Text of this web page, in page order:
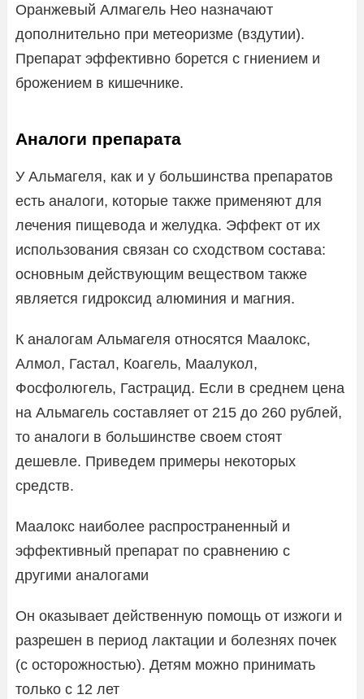
Оранжевый Алмагель Нео назначают
дополнительно при метеоризме (вздутии).
Препарат эффективно борется с гниением и
брожением в кишечнике.
Аналоги препарата
У Альмагеля, как и у большинства препаратов
есть аналоги, которые также применяют для
лечения пищевода и желудка. Эффект от их
использования связан со сходством состава:
основным действующим веществом также
является гидроксид алюминия и магния.
К аналогам Альмагеля относятся Маалокс,
Алмол, Гастал, Коагель, Маалукол,
Фосфолюгель, Гастрацид. Если в среднем цена
на Альмагель составляет от 215 до 260 рублей,
то аналоги в большинстве своем стоят
дешевле. Приведем примеры некоторых
средств.
Маалокс наиболее распространенный и
эффективный препарат по сравнению с
другими аналогами
Он оказывает действенную помощь от изжоги и
разрешен в период лактации и болезнях почек
(с осторожностью). Детям можно принимать
только с 12 лет